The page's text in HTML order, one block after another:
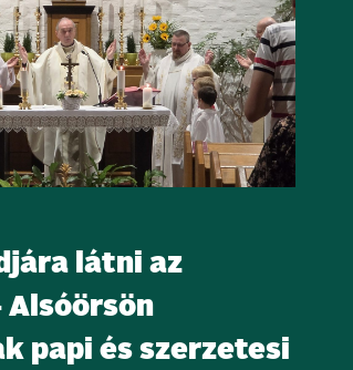
látni az
Alsóörsön
papi és szerzetesi